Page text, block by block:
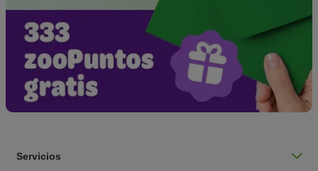
Servicios